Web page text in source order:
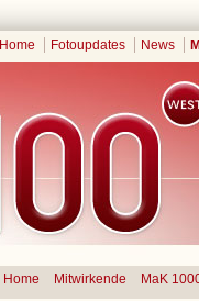
Home Fotoupdates News
Home Mitwirkende MaK